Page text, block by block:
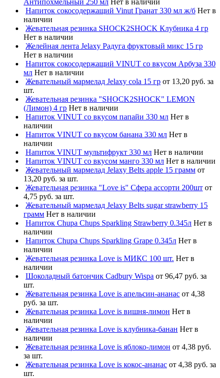
Напиток сокосодержащий Vinut Гранат 330 мл ж/б Нет в
наличии
Жевательная резинка SHOCK2SHOCK Клубника 4 гр
Нет в наличии
Желейная лента Jelaxy Радуга фруктовый микс 15 гр
Нет в наличии
Напиток сокосодержащий VINUT со вкусом Арбуза 330
мл Нет в наличии
Жевательный мармелад Jelaxy cola 15 гр от 13,20 руб. за
шт.
Жевательная резинка "SHOCK2SHOCK" LEMON
(Лимон) 4 гр Нет в наличии
Напиток VINUT со вкусом папайи 330 мл Нет в
наличии
Напиток VINUT со вкусом банана 330 мл Нет в
наличии
Напиток VINUT мультифрукт 330 мл Нет в наличии
Напиток VINUT со вкусом манго 330 мл Нет в наличии
Жевательный мармелад Jelaxy Belts apple 15 грамм от
13,20 руб. за шт.
Жевательная резинка "Love is" Сфера ассорти 200шт от
4,75 руб. за шт.
Жевательный мармелад Jelaxy Belts sugar strawberry 15
грамм Нет в наличии
Напиток Chupa Chups Sparkling Strawberry 0.345л Нет в
наличии
Напиток Chupa Chups Sparkling Grape 0.345л Нет в
наличии
Жевательная резинка Love is МИКС 100 шт. Нет в
наличии
Шоколадный батончик Cadbury Wispa от 96,47 руб. за
шт.
Жевательная резинка Love is апельсин-ананас от 4,38
руб. за шт.
Жевательная резинка Love is вишня-лимон Нет в
наличии
Жевательная резинка Love is клубника-банан Нет в
наличии
Жевательная резинка Love is яблоко-лимон от 4,38 руб.
за шт.
Жевательная резинка Love is кокос-ананас от 4,38 руб. за
шт.